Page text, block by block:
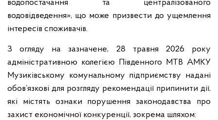
водопостачання та централізованого
водовідведення», що може призвести до ущемлення
інтересів споживачів.
З огляду на зазначене, 28 травня 2026 року
адміністративною колегією Південного МТВ АМКУ
Музиківському комунальному підприємству надані
обов’язкові для розгляду рекомендації припинити дії,
які містять ознаки порушення законодавства про
захист економічної конкуренції, зокрема шляхом: